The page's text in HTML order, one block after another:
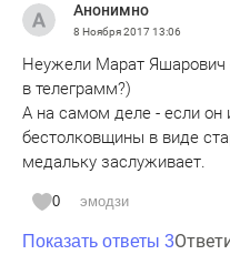
Анонимно
8 Ноября 201713:06
Неужели Марат Яшарович
в телеграмм?)
А на самом деле - если он
бестолковщины в виде
медальку заслуживает.
0 эмодзи
Показать ответы 3